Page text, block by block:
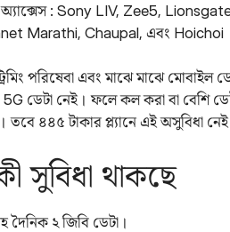
অ্যাক্সেস : Sony LIV, Zee5,
Marathi, Chaupal, এবং Hoichoi
পরিষেবা এবং মাঝে মাঝে মোবাইল
নেই। ফলে কল করা বা বেশি
৪৪৫ টাকার প্ল্যানে এই অসুবিধা
সুবিধা থাকছে
২ জিবি ডেটা।